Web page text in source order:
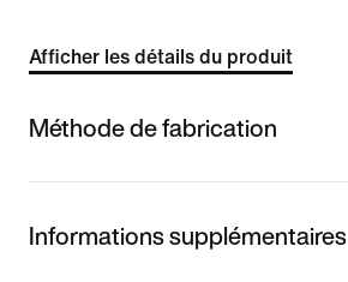
Afficher les détails du produit
Méthode de fabrication
Informations supplémentaires